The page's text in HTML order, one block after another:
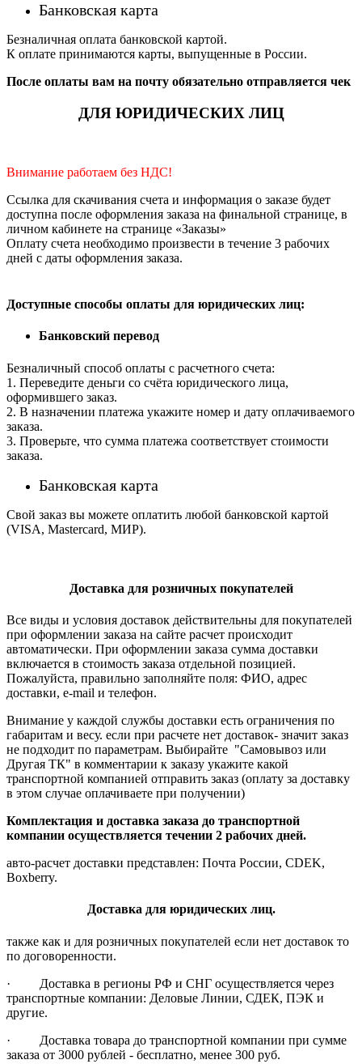
Банковская карта
Безналичная оплата банковской картой.
К оплате принимаются карты, выпущенные в России.
После оплаты вам на почту обязательно отправляется чек
ДЛЯ ЮРИДИЧЕСКИХ ЛИЦ
Внимание работаем без НДС!
Ссылка для скачивания счета и информация о заказе будет
доступна после оформления заказа на финальной странице, в
личном кабинете на странице «Заказы»
Оплату счета необходимо произвести в течение 3 рабочих
дней с даты оформления заказа.
Доступные способы оплаты для юридических лиц:
Банковский перевод
Безналичный способ оплаты с расчетного счета:
1. Переведите деньги со счёта юридического лица,
оформившего заказ.
2. В назначении платежа укажите номер и дату оплачиваемого
заказа.
3. Проверьте, что сумма платежа соответствует стоимости
заказа.
Банковская карта
Свой заказ вы можете оплатить любой банковской картой
(VISA, Mastercard, МИР).
Доставка для розничных покупателей
Все виды и условия доставок действительны для покупателей
при оформлении заказа на сайте расчет происходит
автоматически. При оформлении заказа сумма доставки
включается в стоимость заказа отдельной позицией.
Пожалуйста, правильно заполняйте поля: ФИО, адрес
доставки, e-mail и телефон.
Внимание у каждой службы доставки есть ограничения по
габаритам и весу. если при расчете нет доставок- значит заказ
не подходит по параметрам. Выбирайте "Самовывоз или
Другая ТК" в комментарии к заказу укажите какой
транспортной компанией отправить заказ (оплату за доставку
в этом случае оплачиваете при получении)
Комплектация и доставка заказа до транспортной
компании осуществляется течении 2 рабочих дней.
авто-расчет доставки представлен: Почта России, CDEK,
Boxberry.
Доставка для юридических лиц.
также как и для розничных покупателей если нет доставок то
по договоренности.
· Доставка в регионы РФ и СНГ осуществляется через
транспортные компании: Деловые Линии, СДЕК, ПЭК и
другие.
· Доставка товара до транспортной компании при сумме
заказа от 3000 рублей - бесплатно, менее 300 руб.